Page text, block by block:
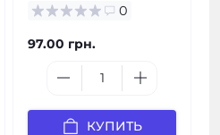
0
97.00 грн.
КУПИТЬ